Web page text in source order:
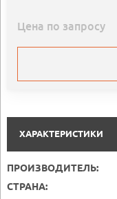
Цена по запросу
ХАРАКТЕРИСТИКИ
ПРОИЗВОДИТЕЛЬ:
СТРАНА: